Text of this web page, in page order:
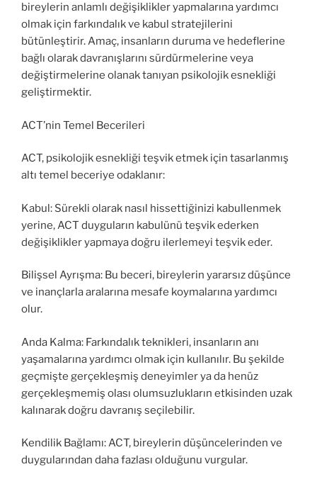
bireylerin anlamlı değişiklikler yapmalarına yardımcı
olmak için farkındalık ve kabul stratejilerini
bütünleştirir. Amaç, insanların duruma ve hedeflerine
bağlı olarak davranışlarını sürdürmelerine veya
değiştirmelerine olanak tanıyan psikolojik esnekliği
geliştirmektir.
ACT’nin Temel Becerileri
ACT, psikolojik esnekliği teşvik etmek için tasarlanmış
altı temel beceriye odaklanır:
Kabul: Sürekli olarak nasıl hissettiğinizi kabullenmek
yerine, ACT duyguların kabulünü teşvik ederken
değişiklikler yapmaya doğru ilerlemeyi teşvik eder.
Bilişsel Ayrışma: Bu beceri, bireylerin yararsız düşünce
ve inançlarla aralarına mesafe koymalarına yardımcı
olur.
Anda Kalma: Farkındalık teknikleri, insanların anı
yaşamalarına yardımcı olmak için kullanılır. Bu şekilde
geçmişte gerçekleşmiş deneyimler ya da henüz
gerçekleşmemiş olası olumsuzlukların etkisinden uzak
kalınarak doğru davranış seçilebilir.
Kendilik Bağlamı: ACT, bireylerin düşüncelerinden ve
duygularından daha fazlası olduğunu vurgular.